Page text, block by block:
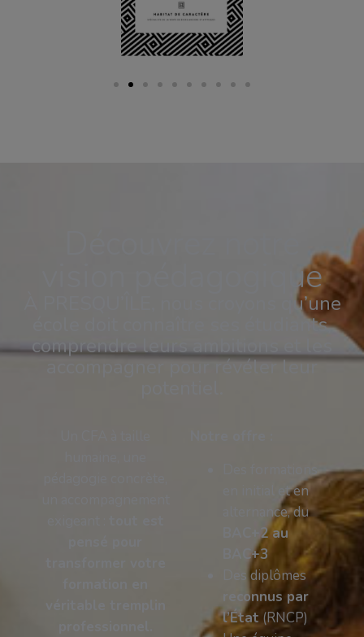
vision pédagogique
À PRESQU’ÎLE, nous croyons qu’une
école doit connaître ses étudiants,
comprendre leurs ambitions et les
accompagner pour révéler leur
Des formations
en initial et en
alternance, du
BAC+2 au
BAC+3
Des diplômes
reconnus par
l’État (RNCP)